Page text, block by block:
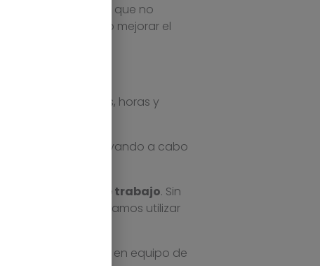
, lo que no
es: ¿cómo mejorar el
interminables, horas y
no acabemos llevando a cabo
herramienta de trabajo. Sin
necesitamos utilizar
pueda trabajar en equipo de